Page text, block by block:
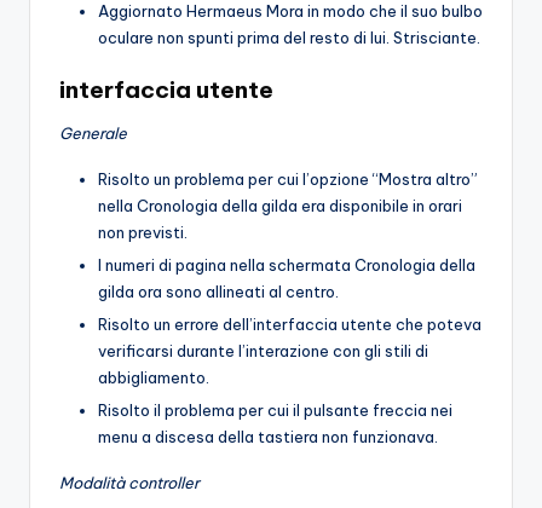
Aggiornato Hermaeus Mora in modo che il suo bulbo
oculare non spunti prima del resto di lui. Strisciante.
interfaccia utente
Generale
Risolto un problema per cui l’opzione “Mostra altro”
nella Cronologia della gilda era disponibile in orari
non previsti.
I numeri di pagina nella schermata Cronologia della
gilda ora sono allineati al centro.
Risolto un errore dell’interfaccia utente che poteva
verificarsi durante l’interazione con gli stili di
abbigliamento.
Risolto il problema per cui il pulsante freccia nei
menu a discesa della tastiera non funzionava.
Modalità controller